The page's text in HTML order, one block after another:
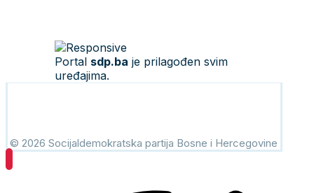
Portal sdp.ba je prilagođen svim
uređajima.
© 2026 Socijaldemokratska partija Bosne i Hercegovine